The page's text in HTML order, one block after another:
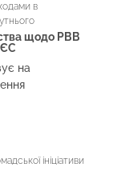
в
щодо РВВ
ЄС
на
ініціативи